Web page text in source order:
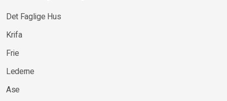
Det Faglige Hus
Krifa
Frie
Lederne
Ase